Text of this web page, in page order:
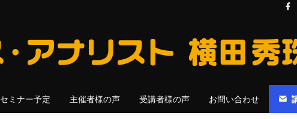
セミナー予定 主催者様の声 受講者様の声 お問い合わせ